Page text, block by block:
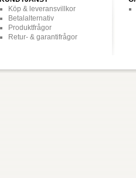
Köp & leveransvillkor
Betalalternativ
Produktfrågor
Retur- & garantifrågor